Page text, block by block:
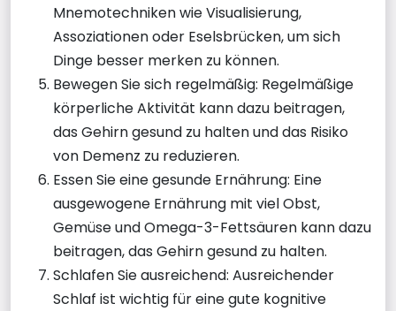
Mnemotechniken wie Visualisierung,
Assoziationen oder Eselsbrücken, um sich
Dinge besser merken zu können.
Bewegen Sie sich regelmäßig: Regelmäßige
körperliche Aktivität kann dazu beitragen,
das Gehirn gesund zu halten und das Risiko
von Demenz zu reduzieren.
Essen Sie eine gesunde Ernährung: Eine
ausgewogene Ernährung mit viel Obst,
Gemüse und Omega-3-Fettsäuren kann dazu
beitragen, das Gehirn gesund zu halten.
Schlafen Sie ausreichend: Ausreichender
Schlaf ist wichtig für eine gute kognitive